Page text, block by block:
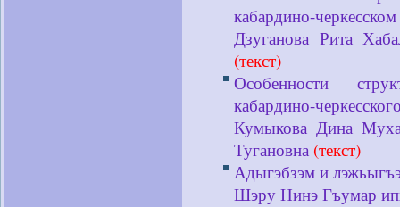
кабардино-
Дзуганова Рита
(текст)
Особенности
кабардино-
Кумыкова Дина
Тугановна (текст)
Адыгэбзэм и
Шэру Нинэ Гъумар